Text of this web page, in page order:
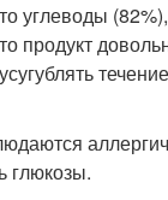
углеводы
продукт
глюкозы.